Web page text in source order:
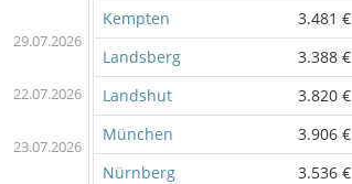
Kempten
3.481 €
Landsberg
3.388 €
Landshut
3.820 €
München
3.906 €
Nürnberg
3.536 €
29.07.2026
22.07.2026
23.07.2026